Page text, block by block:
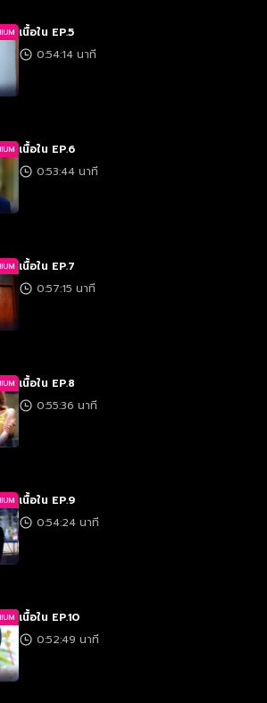
เนื้อใน EP.5
0:54:14 นาที
เนื้อใน EP.6
0:53:44 นาที
เนื้อใน EP.7
0:57:15 นาที
เนื้อใน EP.8
0:55:36 นาที
เนื้อใน EP.9
0:54:24 นาที
เนื้อใน EP.10
0:52:49 นาที